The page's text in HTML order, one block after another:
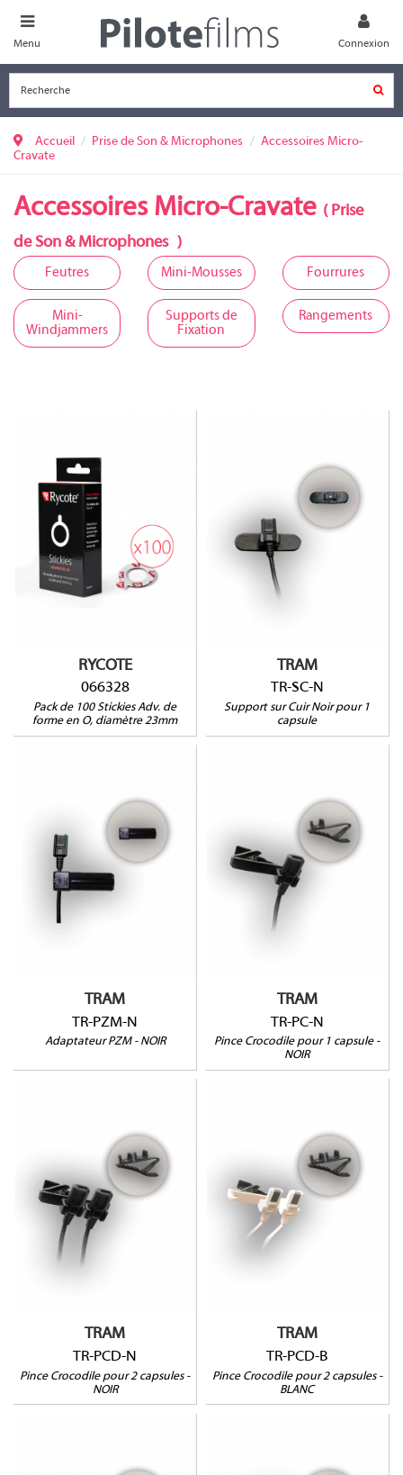
Menu Connexion
Accueil Prise de Son & Microphones
Accessoires Micro-
Cravate
Accessoires Micro-Cravate ( Prise
de Son & Microphones )
Feutres Mini-Mousses Fourrures
Mini-
Windjammers
Supports de
Fixation
Rangements
RYCOTE
066328
Pack de 100 Stickies Adv. de
forme en O, diamètre 23mm
066328
TRAM
TR-SC-N
Support sur Cuir Noir pour 1
capsule
TR-SC-N
TRAM
TR-PZM-N
Adaptateur PZM - NOIR
TR-PZM-N
TRAM
TR-PC-N
Pince Crocodile pour 1 capsule -
NOIR
TR-PC-N
TRAM
TR-PCD-N
Pince Crocodile pour 2 capsules -
NOIR
TR-PCD-N
TRAM
TR-PCD-B
Pince Crocodile pour 2 capsules -
BLANC
TR-PCD-B